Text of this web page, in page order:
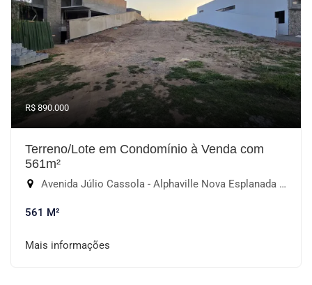
R$ 890.000
Terreno/Lote em Condomínio à Venda com
561m²
Avenida Júlio Cassola - Alphaville Nova Esplanada II, Votorantim-SP
561 M²
Mais informações